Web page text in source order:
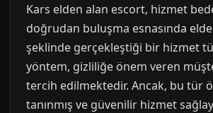
Kars elden alan escort, hizmet
doğrudan buluşma esnasında
şeklinde gerçekleştiği bir hizmet
yöntem, gizliliğe önem veren
tercih edilmektedir. Ancak, bu tür
tanınmış ve güvenilir hizmet